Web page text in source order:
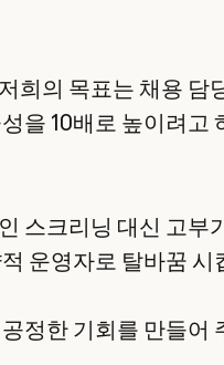
희의 목표는 채용 담
을 10배로 높이려고
스크리닝 대신 고부
운영자로 탈바꿈 시
정한 기회를 만들어